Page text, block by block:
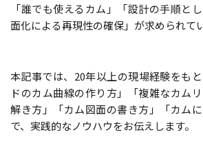
「誰でも使えるカム」「設計の手順と
面化による再現性の確保」が求められて
本記事では、20年以上の現場経験をも
ドのカム曲線の作り方」「複雑なカム
解き方」「カム図面の書き方」「カム
で、実践的なノウハウをお伝えします。